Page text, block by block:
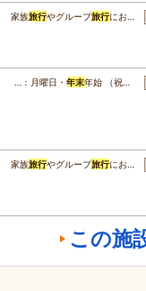
家族旅行やグループ旅行にお…
…：月曜日・年末年始 （祝…
家族旅行やグループ旅行にお…
この施